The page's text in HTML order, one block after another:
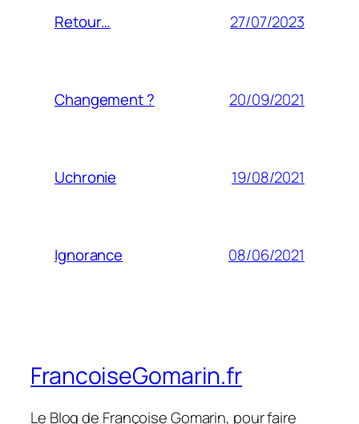
Retour… 27/07/2023
Changement ? 20/09/2021
Uchronie 19/08/2021
Ignorance 08/06/2021
FrancoiseGomarin.fr
Le Blog de Françoise Gomarin, pour faire